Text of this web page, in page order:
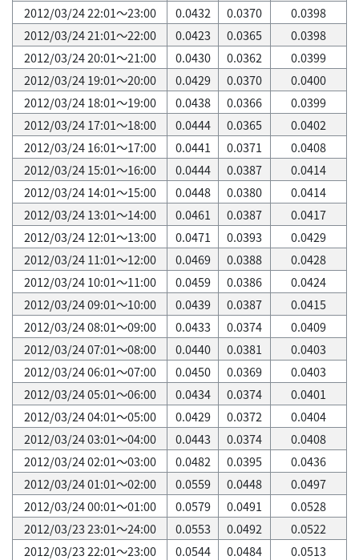
2012/03/24 22:01～23:00
0.0432 0.0370
0.0398
2012/03/24 21:01～22:00
0.0423 0.0365
0.0398
2012/03/24 20:01～21:00
0.0430 0.0362
0.0399
2012/03/24 19:01～20:00
0.0429 0.0370
0.0400
2012/03/24 18:01～19:00
0.0438 0.0366
0.0399
2012/03/24 17:01～18:00
0.0444 0.0365
0.0402
2012/03/24 16:01～17:00
0.0441 0.0371
0.0408
2012/03/24 15:01～16:00
0.0444 0.0387
0.0414
2012/03/24 14:01～15:00
0.0448 0.0380
0.0414
2012/03/24 13:01～14:00
0.0461 0.0387
0.0417
2012/03/24 12:01～13:00
0.0471 0.0393
0.0429
2012/03/24 11:01～12:00
0.0469 0.0388
0.0428
2012/03/24 10:01～11:00
0.0459 0.0386
0.0424
2012/03/24 09:01～10:00
0.0439 0.0387
0.0415
2012/03/24 08:01～09:00
0.0433 0.0374
0.0409
2012/03/24 07:01～08:00
0.0440 0.0381
0.0403
2012/03/24 06:01～07:00
0.0450 0.0369
0.0403
2012/03/24 05:01～06:00
0.0434 0.0374
0.0401
2012/03/24 04:01～05:00
0.0429 0.0372
0.0404
2012/03/24 03:01～04:00
0.0443 0.0374
0.0408
2012/03/24 02:01～03:00
0.0482 0.0395
0.0436
2012/03/24 01:01～02:00
0.0559 0.0448
0.0497
2012/03/24 00:01～01:00
0.0579 0.0491
0.0528
2012/03/23 23:01～24:00
0.0553 0.0492
0.0522
2012/03/23 22:01～23:00
0.0544 0.0484
0.0513